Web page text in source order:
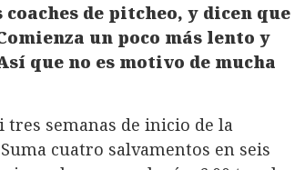
de pitcheo, y dicen que
un poco más lento y
que no es motivo de mucha
tres semanas de inicio de la
cuatro salvamentos en seis